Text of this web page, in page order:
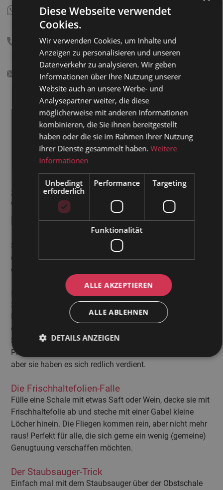
unerwünschten Gäste. Bonus: Auch Mücken
und andere nervige Krabbler bleiben draußen –
ein doppelter Gewinn.
Essigwasser-Trick:
Ein kleines Schälchen mit Essig und Spülmittel
aufstellen – das lockt sie an und lässt sie
ertrinken. Falls du eine noch effektivere Variante
möchtest, probiere es mit einem Tropfen Honig
zusätzlich – damit kannst du sie endgültig in
die Falle locken und die Fruchtfliegen
loswerden.
Sofortmaßnahmen gegen die Plage:
Wie du Fruchtfliegen endgültig
loswirst
Sind die kleinen Biester erst einmal da, brauchst du eine
gezielte Strategie, um die Fruchtfliegen loszuwerden und
effektiv zu bekämpfen:
Fruchtfliegen-Falle mit Apfelessig und
Spülmittel
Mische Apfelessig mit ein paar Tropfen Spülmittel in
einer Schale. Der Essig lockt die Fliegen an, das
Spülmittel nimmt die Oberflächenspannung, und die
Plagegeister ertrinken. Es ist ein bitteres Ende für sie –
aber sie haben es sich redlich verdient.
Die Frischhaltefolien-Falle
Fülle eine Schale mit etwas Saft oder Wein, decke sie mit
Frischhaltefolie ab und steche mit einer Gabel kleine
Löcher hinein. Die Fliegen kommen rein, aber nicht mehr
raus! Perfekt für alle, die sich gerne ein wenig (gemeine)
Genugtuung verschaffen möchten.
Der Staubsauger-Trick
Einfach mal mit dem Staubsauger über der Obstschale
Diese Webseite verwendet
Cookies.
Wir verwenden Cookies, um Inhalte und
Anzeigen zu personalisieren und unseren
Datenverkehr zu analysieren. Wir geben
Informationen über Ihre Nutzung unserer
Website auch an unsere Werbe- und
Analysepartner weiter, die diese
möglicherweise mit anderen Informationen
kombinieren, die Sie ihnen bereitgestellt
haben oder die sie im Rahmen Ihrer Nutzung
ihrer Dienste gesammelt haben.Weitere
Informationen
Unbedingt
erforderlich
Performance Targeting
Funktionalität
ALLE AKZEPTIEREN
ALLE ABLEHNEN
DETAILS ANZEIGEN